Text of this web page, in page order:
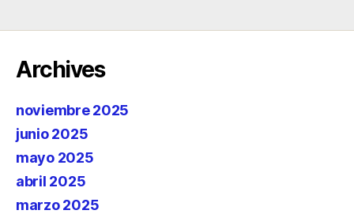
Archives
noviembre 2025
junio 2025
mayo 2025
abril 2025
marzo 2025